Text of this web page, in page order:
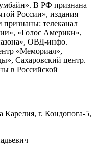
В РФ признана
России», издания
телеканал
«Голос Америки»,
ОВД-инфо.
«Мемориал»,
Сахаровский центр.
в Российской
Карелия, г. Кондопога-5,